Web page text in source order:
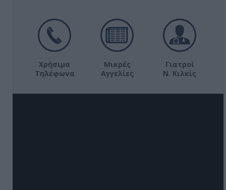
Χρήσιμα
Τηλέφωνα
Μικρές
Αγγελίες
Γιατροί
Ν. Κιλκίς